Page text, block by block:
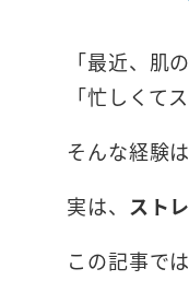
「最近、肌
「忙しくて
そんな経験
実は、 スト
この記事で